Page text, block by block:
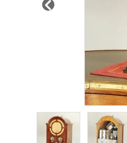
その他サービス
特定商取引法について
お問い合わせ